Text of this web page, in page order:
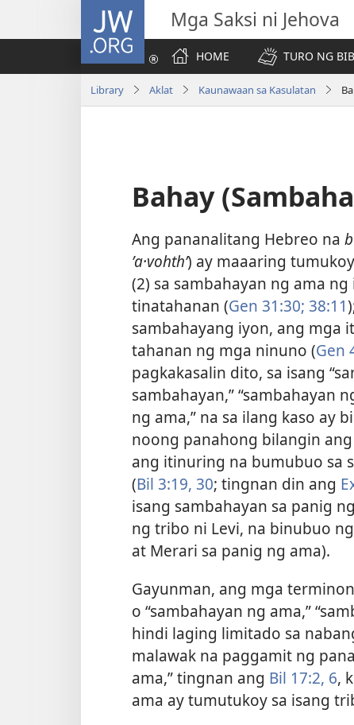
JW.ORG Mga Saksi ni Jehova
HOME
TURO NG
Library Aklat Kaunawaan sa Kasulatan
Bahay
Ang pananalitang Hebreo na
ʼa·vohthʹ) ay maaaring
(2) sa sambahayan ng ama
tinatahanan (Gen 31:30; 38:11
sambahayang iyon, ang mga
tahanan ng mga ninuno (Gen
pagkakasalin dito, sa isang
sambahayan,” “sambahayan
ng ama,” na sa ilang kaso ay
noong panahong bilangin
ang itinuring na bumubuo sa
(Bil 3:19, 30; tingnan din ang
isang sambahayan sa panig
ng tribo ni Levi, na binubuo
at Merari sa panig ng ama).
Gayunman, ang mga
o “sambahayan ng ama,”
hindi laging limitado sa
malawak na paggamit ng
ama,” tingnan ang Bil 17:2, 6,
ama ay tumutukoy sa isang